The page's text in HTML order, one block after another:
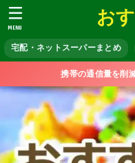
お
宅配・ネットスーパーまとめ
MENU
携帯の通信量を削